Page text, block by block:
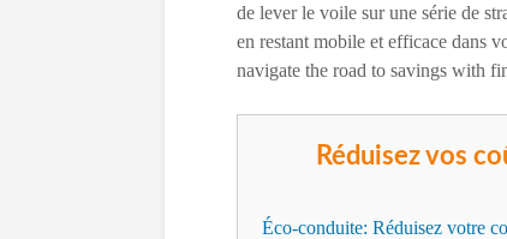
de lever le voile sur une série de
en restant mobile et efficace dans
navigate the road to savings with
Réduisez vos
Éco-conduite: Réduisez votre